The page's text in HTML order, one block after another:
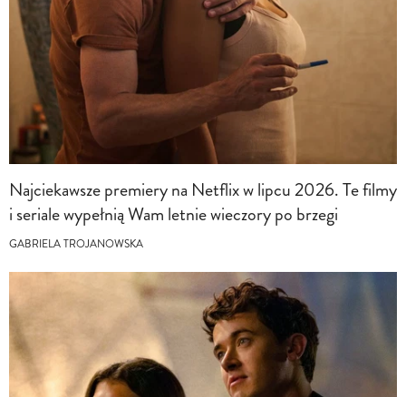
Najciekawsze premiery na Netflix w lipcu 2026. Te filmy
i seriale wypełnią Wam letnie wieczory po brzegi
GABRIELA TROJANOWSKA